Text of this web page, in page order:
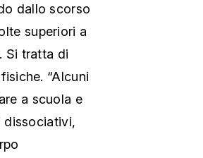
dallo scorso
superiori a
Si tratta di
“Alcuni
a scuola e
dissociativi,